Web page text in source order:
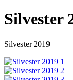
Silvester
Silvester 2019